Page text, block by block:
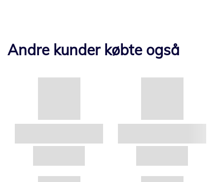
Andre kunder købte også